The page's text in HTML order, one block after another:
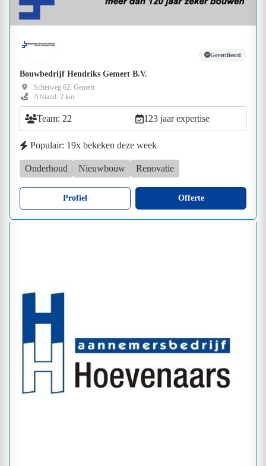
Geverifieerd
Bouwbedrijf Hendriks Gemert B.V.
Scheiweg 62, Gemert
Afstand: 2 km
Team: 22 123 jaar expertise
Populair: 19x bekeken deze week
Onderhoud Nieuwbouw Renovatie
Profiel Offerte